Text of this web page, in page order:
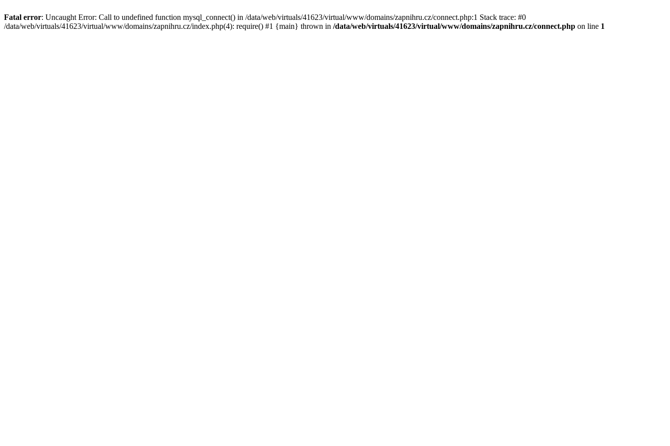
Fatal error: Uncaught Error: Call to undefined function mysql_connect() in /data/web/virtuals/41623/virtual/www/domains/zapnihru.cz/connect.php:1 Stack trace: #0
/data/web/virtuals/41623/virtual/www/domains/zapnihru.cz/index.php(4): require() #1 {main} thrown in /data/web/virtuals/41623/virtual/www/domains/zapnihru.cz/connect.php on line 1